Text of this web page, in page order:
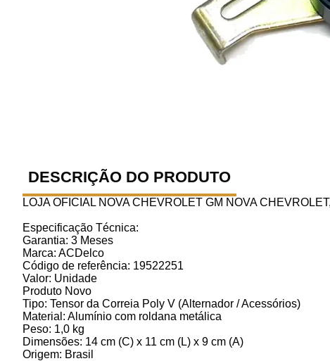
DESCRIÇÃO DO PRODUTO
LOJA OFICIAL NOVA CHEVROLET GM NOVA
Especificação Técnica:
Garantia: 3 Meses
Marca: ACDelco
Código de referência: 19522251
Valor: Unidade
Produto Novo
Tipo: Tensor da Correia Poly V (Alternador / Acessórios)
Material: Alumínio com roldana metálica
Peso: 1,0 kg
Dimensões: 14 cm (C) x 11 cm (L) x 9 cm (A)
Origem: Brasil